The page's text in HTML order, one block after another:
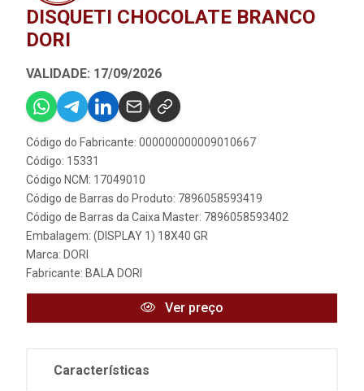
DISQUETI CHOCOLATE BRANCO
DORI
VALIDADE: 17/09/2026
Código do Fabricante: 000000000009010667
Código: 15331
Código NCM: 17049010
Código de Barras do Produto: 7896058593419
Código de Barras da Caixa Master: 7896058593402
Embalagem: (DISPLAY 1) 18X40 GR
Marca: DORI
Fabricante: BALA DORI
Ver preço
Características